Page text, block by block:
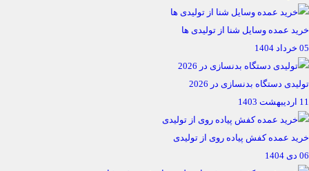
خرید عمده وسایل شنا از تولیدی ها
05 خرداد 1404
تولیدی دستگاه بدنسازی در 2026
11 اردیبهشت 1403
خرید عمده کفش پیاده روی از تولیدی
06 دی 1404